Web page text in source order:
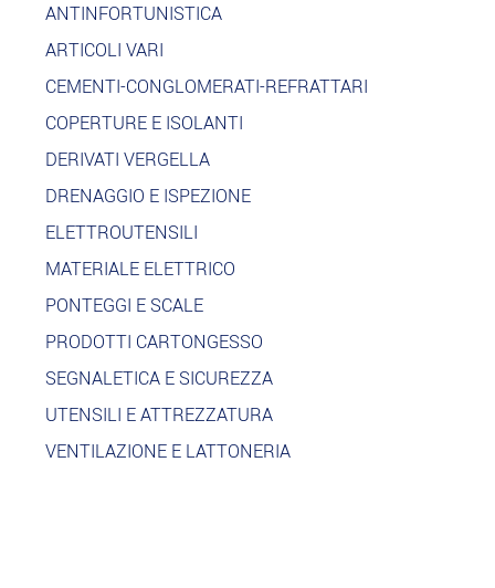
ANTINFORTUNISTICA
ARTICOLI VARI
CEMENTI-CONGLOMERATI-REFRATTARI
COPERTURE E ISOLANTI
DERIVATI VERGELLA
DRENAGGIO E ISPEZIONE
ELETTROUTENSILI
MATERIALE ELETTRICO
PONTEGGI E SCALE
PRODOTTI CARTONGESSO
SEGNALETICA E SICUREZZA
UTENSILI E ATTREZZATURA
VENTILAZIONE E LATTONERIA